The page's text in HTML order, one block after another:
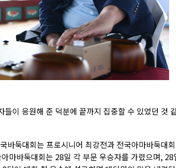
이 응원해 준 덕분에 끝까지 집중할 수 있었던 것
바둑대회는 프로시니어 최강전과 전국아마바둑대
마바둑대회는 28일 각 부문 우승자를 가렸으며, 28